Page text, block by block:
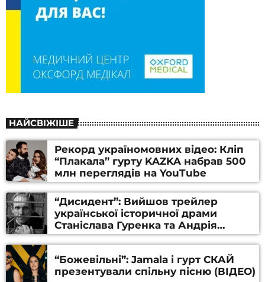
НАЙСВІЖІШЕ
Рекорд україномовних відео: Кліп
“Плакала” гурту KAZKA набрав 500
млн переглядів на YouTube
“Дисидент”: Вийшов трейлер
української історичної драми
Станіслава Гуренка та Андрія
Алфьорова (ВІДЕО)
“Божевільні”: Jamala і гурт СКАЙ
презентували спільну пісню (ВІДЕО)